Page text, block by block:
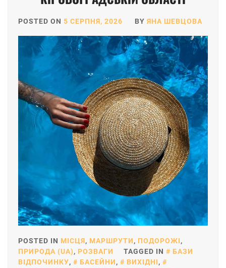
POSTED ON 5 СЕРПНЯ, 2026 BY ЯНА ШЕВЦОВА
POSTED IN МІСЦЯ, МАРШРУТИ, ПОДОРОЖІ,
ПРИРОДА (UA), РОЗВАГИ TAGGED IN
БАЗИ
ВІДПОЧИНКУ, БАСЕЙНИ, ВИХІДНІ,